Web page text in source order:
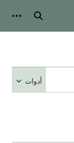
بحث
أدوات